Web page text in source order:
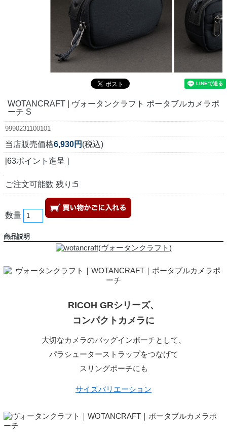
WOTANCRAFT | ヴォータンクラフト ポータブルカメラポ
ーチ S
9990231100101
当店販売価格6,930円 (税込)
[63ポイント進呈 ]
ご注文可能数 残り:5
数量
商品説明
RICOH GRシリーズ、
コンパクトカメラに
大切なカメラのバッグインポーチとして、
パラシューターストラップをつなげて
スリングポーチにも
サイズバリエーション